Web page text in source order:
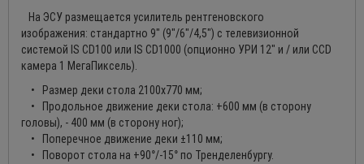
На ЭСУ размещается усилитель рентгеновского
изображения: стандартно 9" (9"/6"/4,5") с телевизионной
системой IS CD100 или IS CD1000 (опционно УРИ 12" и / или CCD
камера 1 МегаПиксель).
• Размер деки стола 2100х770 мм;
• Продольное движение деки стола: +600 мм (в сторону
головы), - 400 мм (в сторону ног);
• Поперечное движение деки ±110 мм;
• Поворот стола на +90°/-15° по Тренделенбургу.